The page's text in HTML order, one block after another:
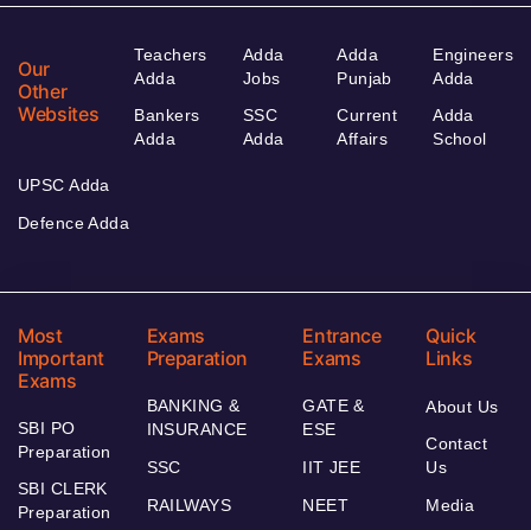
Our
Other
Websites
Teachers
Adda
Bankers
Adda
Adda
Jobs
SSC
Adda
Adda
Punjab
Current
Affairs
Engineers
Adda
Adda
School
UPSC Adda
Defence Adda
Most
Important
Exams
SBI PO
Preparation
SBI CLERK
Preparation
Exams
Preparation
BANKING &
INSURANCE
SSC
RAILWAYS
Entrance
Exams
GATE &
ESE
IIT JEE
NEET
Quick
Links
About Us
Contact
Us
Media